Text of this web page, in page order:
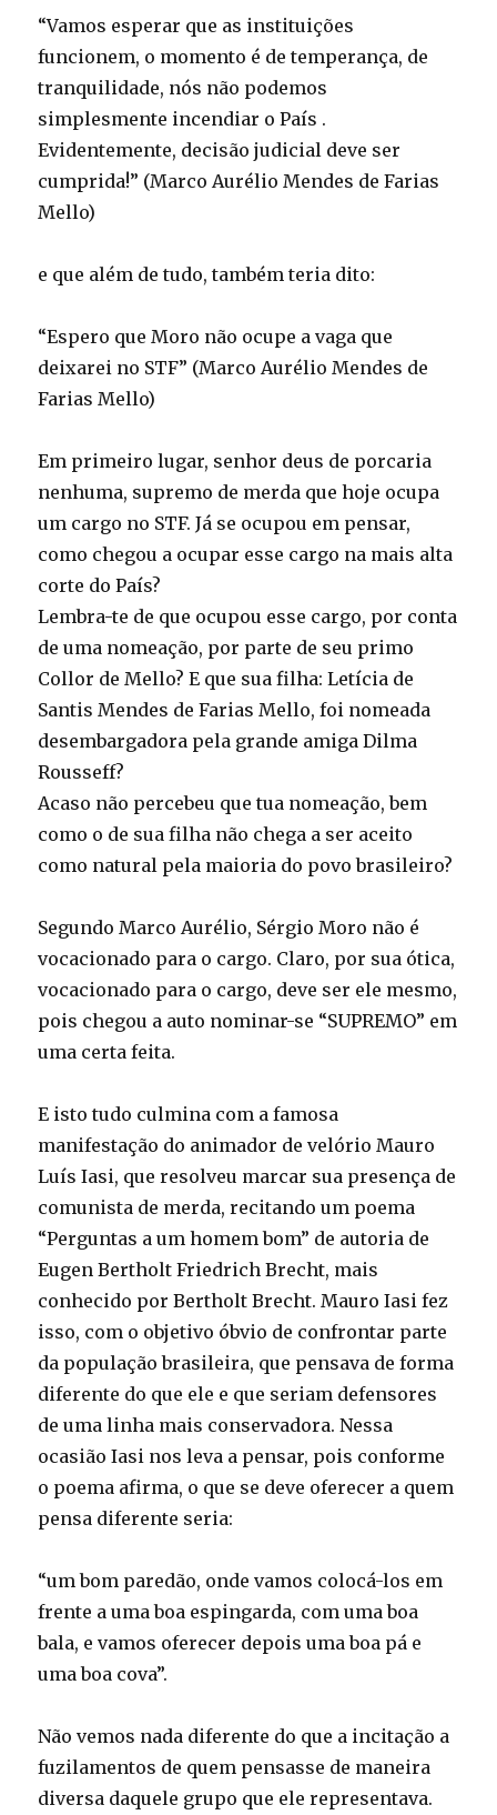
“Vamos esperar que as instituições
funcionem, o momento é de temperança, de
tranquilidade, nós não podemos
simplesmente incendiar o País .
Evidentemente, decisão judicial deve ser
cumprida!” (Marco Aurélio Mendes de Farias
Mello)
e que além de tudo, também teria dito:
“Espero que Moro não ocupe a vaga que
deixarei no STF” (Marco Aurélio Mendes de
Farias Mello)
Em primeiro lugar, senhor deus de porcaria
nenhuma, supremo de merda que hoje ocupa
um cargo no STF. Já se ocupou em pensar,
como chegou a ocupar esse cargo na mais alta
corte do País?
Lembra-te de que ocupou esse cargo, por conta
de uma nomeação, por parte de seu primo
Collor de Mello? E que sua filha: Letícia de
Santis Mendes de Farias Mello, foi nomeada
desembargadora pela grande amiga Dilma
Rousseff?
Acaso não percebeu que tua nomeação, bem
como o de sua filha não chega a ser aceito
como natural pela maioria do povo brasileiro?
Segundo Marco Aurélio, Sérgio Moro não é
vocacionado para o cargo. Claro, por sua ótica,
vocacionado para o cargo, deve ser ele mesmo,
pois chegou a auto nominar-se “SUPREMO” em
uma certa feita.
E isto tudo culmina com a famosa
manifestação do animador de velório Mauro
Luís Iasi, que resolveu marcar sua presença de
comunista de merda, recitando um poema
“Perguntas a um homem bom” de autoria de
Eugen Bertholt Friedrich Brecht, mais
conhecido por Bertholt Brecht. Mauro Iasi fez
isso, com o objetivo óbvio de confrontar parte
da população brasileira, que pensava de forma
diferente do que ele e que seriam defensores
de uma linha mais conservadora. Nessa
ocasião Iasi nos leva a pensar, pois conforme
o poema afirma, o que se deve oferecer a quem
pensa diferente seria:
“um bom paredão, onde vamos colocá-los em
frente a uma boa espingarda, com uma boa
bala, e vamos oferecer depois uma boa pá e
uma boa cova”.
Não vemos nada diferente do que a incitação a
fuzilamentos de quem pensasse de maneira
diversa daquele grupo que ele representava.